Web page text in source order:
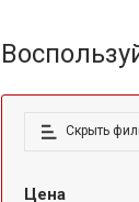
Скрыть
Цена